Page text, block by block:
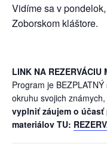
Vidíme sa v
Zoborskom kláštore.
LINK NA REZERVÁCIU
Program je
okruhu svojich
vyplniť záujem o
materiálov TU: